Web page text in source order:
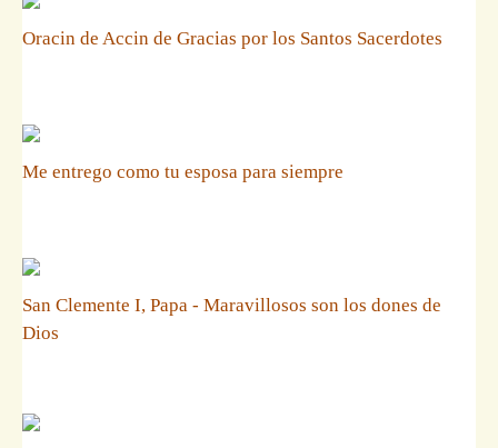
Oracin de Accin de Gracias por los Santos Sacerdotes
Me entrego como tu esposa para siempre
San Clemente I, Papa - Maravillosos son los dones de
Dios